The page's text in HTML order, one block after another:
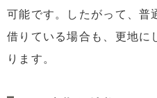
可能です。したがって、普
借りている場合も、更地に
ります。